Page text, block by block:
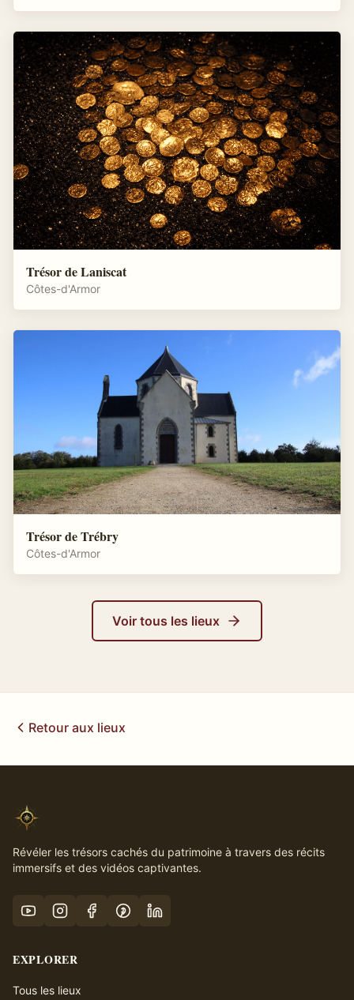
Trésor de Laniscat
Côtes-d'Armor
Trésor de Trébry
Côtes-d'Armor
Voir tous les lieux
Retour aux lieux
Révéler les trésors cachés du patrimoine à travers des récits
immersifs et des vidéos captivantes.
EXPLORER
Tous les lieux